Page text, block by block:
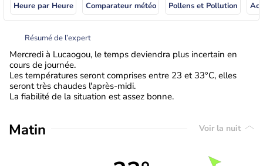
Heure par Heure Comparateur météo Pollens et Pollution
Résumé de l’expert
Mercredi à Lucaogou, le temps deviendra plus incertain en
cours de journée.
Les températures seront comprises entre 23 et 33°C, elles
seront très chaudes l'après-midi.
La fiabilité de la situation est assez bonne.
Matin Voir la nuit